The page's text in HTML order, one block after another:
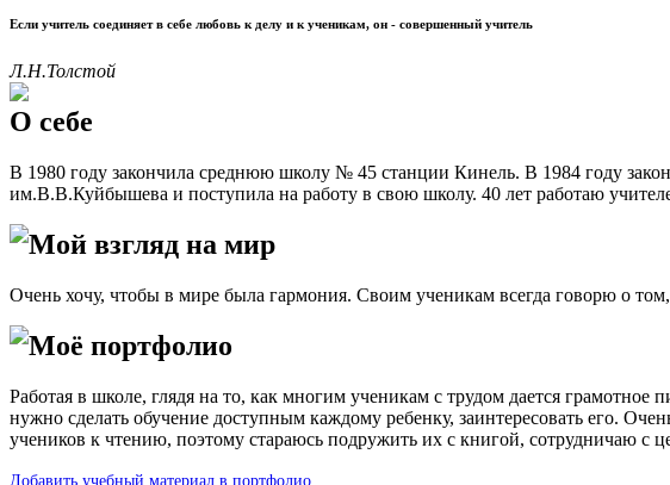
Если учитель соединяет в себе любовь к делу и к ученикам, он - совершенный учитель
Л.Н.Толстой
О себе
В 1980 году закончила среднюю школу № 45 станции Кинель. В 1984 году
им.В.В.Куйбышева и поступила на работу в свою школу. 40 лет работаю
Мой взгляд на мир
Очень хочу, чтобы в мире была гармония. Своим ученикам всегда говорю о
Моё портфолио
Работая в школе, глядя на то, как многим ученикам с трудом дается
нужно сделать обучение доступным каждому ребенку, заинтересовать его.
учеников к чтению, поэтому стараюсь подружить их с книгой, сотрудничаю с
Добавить учебный материал в портфолио